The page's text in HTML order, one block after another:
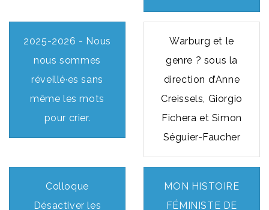
2025-2026 - Nous
nous sommes
réveillé·es sans
même les mots
pour crier.
Warburg et le
genre ? sous la
direction d’Anne
Creissels, Giorgio
Fichera et Simon
Séguier-Faucher
Colloque
Désactiver les
MON HISTOIRE
FÉMINISTE DE